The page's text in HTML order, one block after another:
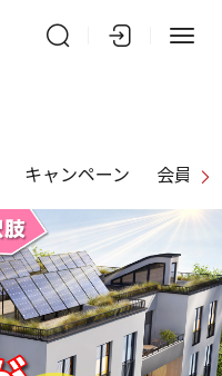
キャンペーン 会員特